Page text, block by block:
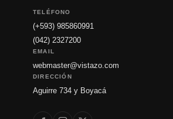
TELÉFONO
(+593) 985860991
(042) 2327200
EMAIL
webmaster@vistazo.com
DIRECCIÓN
Aguirre 734 y Boyacá